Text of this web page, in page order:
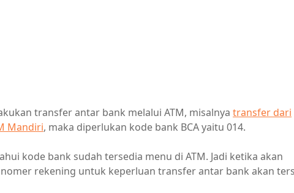
transfer antar bank melalui ATM, misalnya transfer dari
Mandiri, maka diperlukan kode bank BCA yaitu 014.
kode bank sudah tersedia menu di ATM. Jadi ketika akan
rekening untuk keperluan transfer antar bank akan